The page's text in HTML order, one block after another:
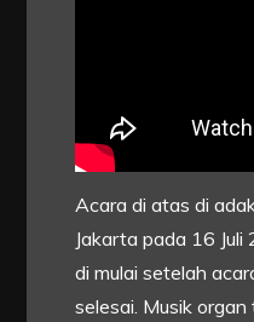
Acara di atas di
Jakarta pada 16
di mulai setelah
selesai. Musik